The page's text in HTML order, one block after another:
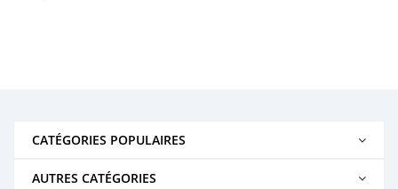
CATÉGORIES POPULAIRES
AUTRES CATÉGORIES